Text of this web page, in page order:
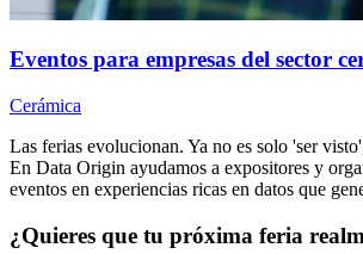
Eventos para empresas del sector
Cerámica
Las ferias evolucionan. Ya no es solo 'ser
En Data Origin ayudamos a expositores y
eventos en experiencias ricas en datos que
¿Quieres que tu próxima feria